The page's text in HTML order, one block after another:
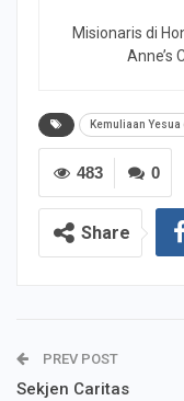
Misionaris di
Anne’s
Kemuliaan Yesua
0
483
Share
PREV POST
Sekjen Caritas